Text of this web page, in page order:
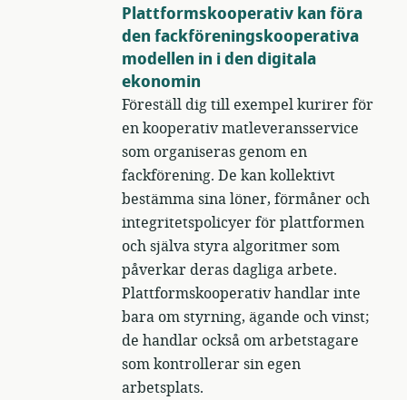
Plattformskooperativ kan föra
den fackföreningskooperativa
modellen in i den digitala
ekonomin
Föreställ dig till exempel kurirer för
en kooperativ matleveransservice
som organiseras genom en
fackförening. De kan kollektivt
bestämma sina löner, förmåner och
integritetspolicyer för plattformen
och själva styra algoritmer som
påverkar deras dagliga arbete.
Plattformskooperativ handlar inte
bara om styrning, ägande och vinst;
de handlar också om arbetstagare
som kontrollerar sin egen
arbetsplats.